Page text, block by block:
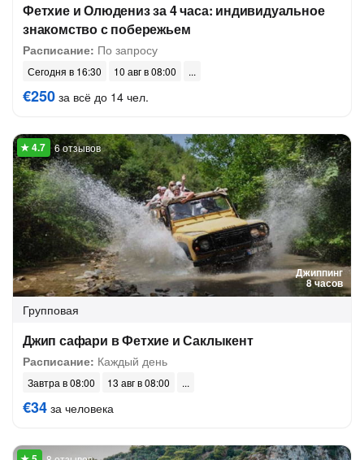
Фетхие и Олюдениз за 4 часа: индивидуальное
знакомство с побережьем
Расписание: По запросу
Сегодня в 16:30 10 авг в 08:00
€250 за всё до 14 чел.
Джиппинг
8 часов
6 отзывов
Групповая
Джип сафари в Фетхие и Саклыкент
Расписание: Каждый день
Завтра в 08:00 13 авг в 08:00
€34 за человека